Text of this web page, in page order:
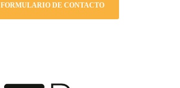
FORMULARIO DE CONTACTO